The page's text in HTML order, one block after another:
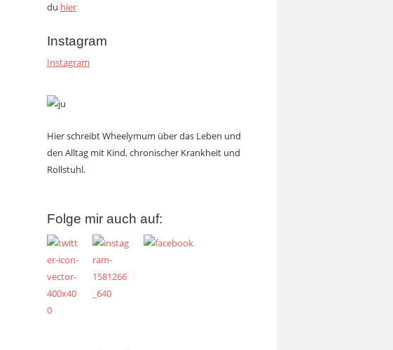
du hier
Instagram
Instagram
Hier schreibt Wheelymum über das Leben und
den Alltag mit Kind, chronischer Krankheit und
Rollstuhl.
Folge mir auch auf: